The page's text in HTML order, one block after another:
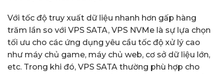
Với tốc độ truy xuất dữ liệu nhanh hơn gấp hàng
trăm lần so với VPS SATA, VPS NVMe là sự lựa chọn
tối ưu cho các ứng dụng yêu cầu tốc độ xử lý cao
như máy chủ game, máy chủ web, cơ sở dữ liệu lớn,
etc. Trong khi đó, VPS SATA thường phù hợp cho